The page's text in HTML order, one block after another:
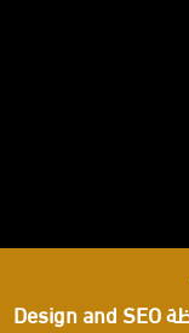
Design and SEO